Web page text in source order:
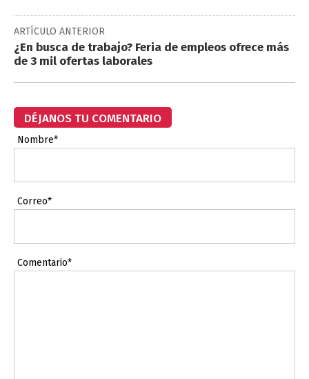
ARTÍCULO ANTERIOR
¿En busca de trabajo? Feria de empleos ofrece más
de 3 mil ofertas laborales
DÉJANOS TU COMENTARIO
Nombre*
Correo*
Comentario*